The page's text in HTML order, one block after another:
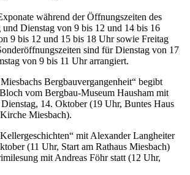
während der Öffnungszeiten des
und Dienstag von 9 bis 12 und 14 bis 16
9 bis 12 und 15 bis 18 Uhr sowie Freitag
sind für Dienstag von 17
von 9 bis 11 Uhr arrangiert.
Bergbauvergangenheit“ begibt
vom Bergbau-Museum Hausham mit
14. Oktober (19 Uhr, Buntes Haus
Miesbach).
mit Alexander Langheiter
(11 Uhr, Start am Rathaus Miesbach)
mit Andreas Föhr statt (12 Uhr,